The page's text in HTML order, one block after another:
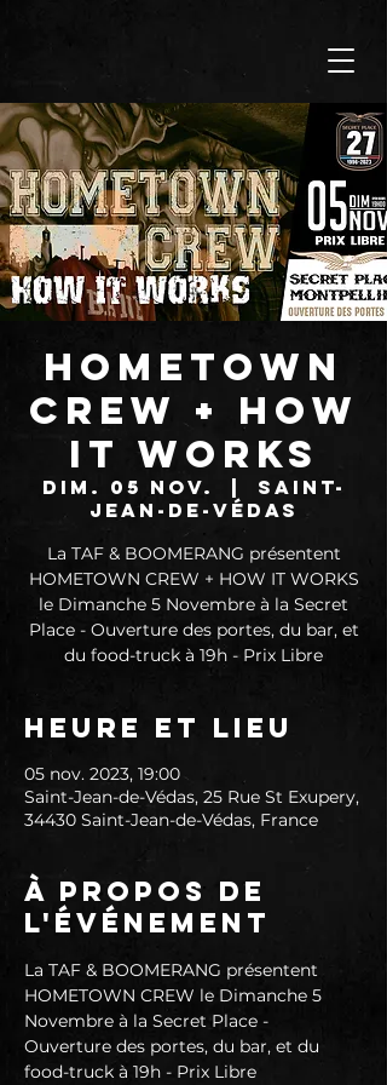
HOMETOWN
CREW + HOW
IT WORKS
dim. 05 nov.
Saint-
Jean-de-Védas
La TAF & BOOMERANG présentent
HOMETOWN CREW + HOW IT WORKS
le Dimanche 5 Novembre à la Secret
Place - Ouverture des portes, du bar, et
du food-truck à 19h - Prix Libre
Heure et lieu
05 nov. 2023, 19:00
Saint-Jean-de-Védas, 25 Rue St Exupery,
34430 Saint-Jean-de-Védas, France
À propos de
l'événement
La TAF & BOOMERANG présentent
HOMETOWN CREW le Dimanche 5
Novembre à la Secret Place -
Ouverture des portes, du bar, et du
food-truck à 19h - Prix Libre